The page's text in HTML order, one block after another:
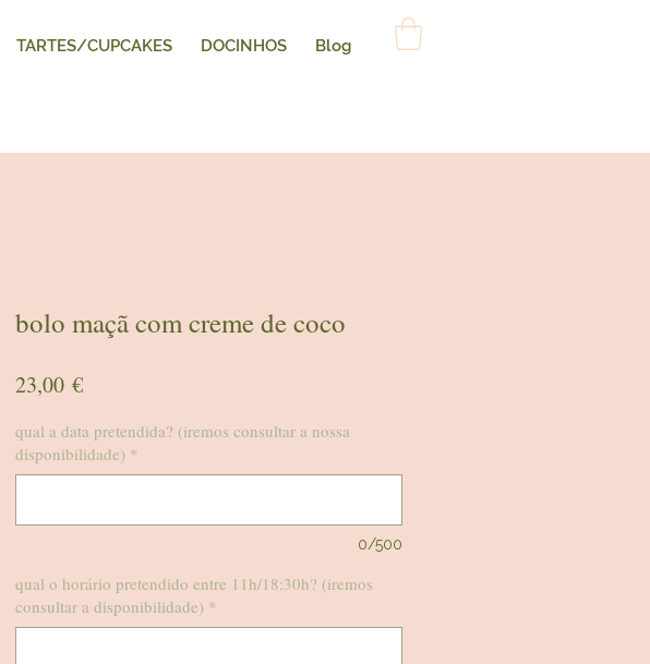
TARTES/CUPCAKES DOCINHOS Blog
bolo maçã com creme de coco
23,00 €Preço
qual a data pretendida? (iremos consultar a nossa
disponibilidade) *
0/500
qual o horário pretendido entre 11h/18:30h? (iremos
consultar a disponibilidade) *